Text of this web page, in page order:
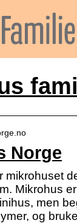
Norge
mikrohuset
Mikrohus
men
og